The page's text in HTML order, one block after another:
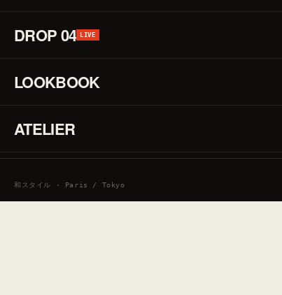
DROP 04 LIVE
LOOKBOOK
ATELIER
和スタイル · Paris / Tokyo